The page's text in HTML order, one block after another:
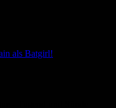
als Batgirl!